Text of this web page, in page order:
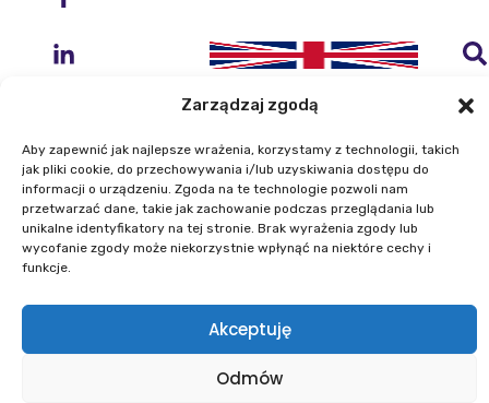
Zarządzaj zgodą
Aby zapewnić jak najlepsze wrażenia, korzystamy z technologii, takich
jak pliki cookie, do przechowywania i/lub uzyskiwania dostępu do
informacji o urządzeniu. Zgoda na te technologie pozwoli nam
przetwarzać dane, takie jak zachowanie podczas przeglądania lub
unikalne identyfikatory na tej stronie. Brak wyrażenia zgody lub
wycofanie zgody może niekorzystnie wpłynąć na niektóre cechy i
funkcje.
Akceptuję
Odmów
Instytut Geodezji i Kartografii
ul. Zygmunta Modzelewskiego 27
02-679 Warszawa
Telefon: +48 22 329 19 00
E-mail: igik@igik.edu.pl
Deklaracje dostępności